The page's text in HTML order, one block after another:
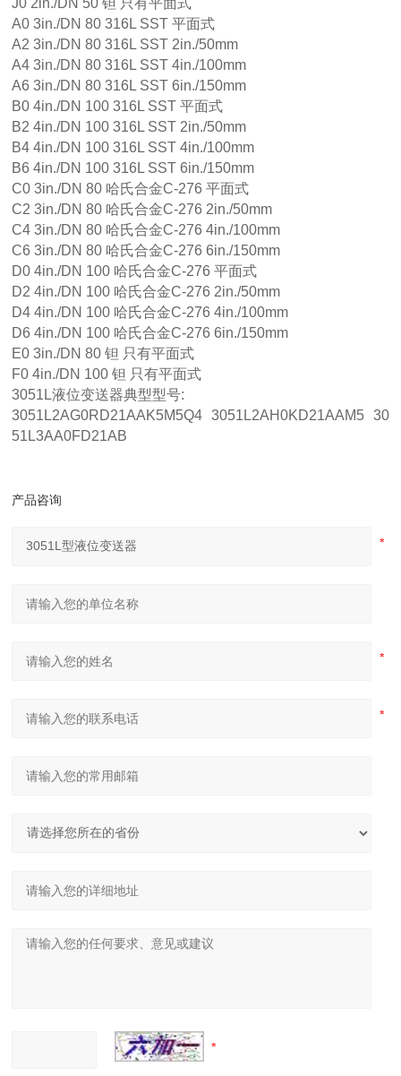
J0 2in./DN 50 钽 只有平面式
A0 3in./DN 80 316L SST 平面式
A2 3in./DN 80 316L SST 2in./50mm
A4 3in./DN 80 316L SST 4in./100mm
A6 3in./DN 80 316L SST 6in./150mm
B0 4in./DN 100 316L SST 平面式
B2 4in./DN 100 316L SST 2in./50mm
B4 4in./DN 100 316L SST 4in./100mm
B6 4in./DN 100 316L SST 6in./150mm
C0 3in./DN 80 哈氏合金C-276 平面式
C2 3in./DN 80 哈氏合金C-276 2in./50mm
C4 3in./DN 80 哈氏合金C-276 4in./100mm
C6 3in./DN 80 哈氏合金C-276 6in./150mm
D0 4in./DN 100 哈氏合金C-276 平面式
D2 4in./DN 100 哈氏合金C-276 2in./50mm
D4 4in./DN 100 哈氏合金C-276 4in./100mm
D6 4in./DN 100 哈氏合金C-276 6in./150mm
E0 3in./DN 80 钽 只有平面式
F0 4in./DN 100 钽 只有平面式
3051L液位变送器典型型号:
3051L2AG0RD21AAK5M5Q4 3051L2AH0KD21AAM5 30
51L3AA0FD21AB
产品咨询